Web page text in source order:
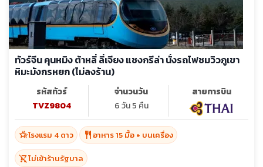
ทัวร์จีน คุนหมิง ต้าหลี่ ลี่เจียง แชงกรีล่า นั่งรถไฟชมวิวภูเขา
หิมะมังกรหยก (ไม่ลงร้าน)
รหัสทัวร์
TVZ9804
จำนวนวัน
6 วัน 5 คืน
สายการบิน
hotel_classโรงแรม 4 ดาว restaurant อาหาร 15 มื้อ + บนเครื่อง
shopping_cart_offไม่เข้าร้านรัฐบาล